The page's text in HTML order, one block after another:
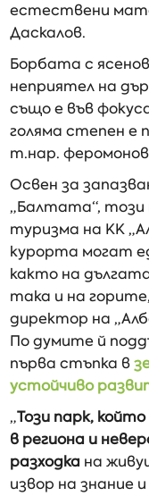
естествени
Даскалов.
Борбата с
неприятел на
също е във
голяма степен е
т.нар.
Освен за
„Балтата“, този
туризма на КК
курорта могат
както на
така и на
директор на
По думите й
първа стъпка в
устойчиво
„Този парк,
в региона и
разходка на
извор на знание